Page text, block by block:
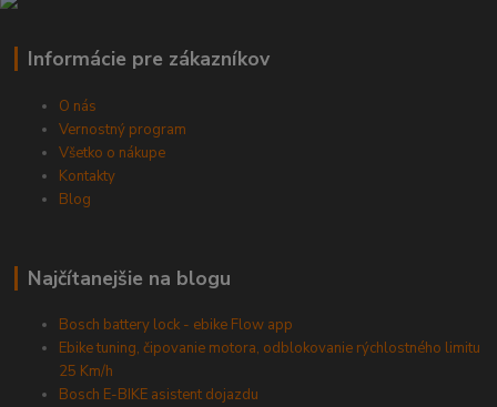
Informácie pre zákazníkov
O nás
Vernostný program
Všetko o nákupe
Kontakty
Blog
Najčítanejšie na blogu
Bosch battery lock - ebike Flow app
Ebike tuning, čipovanie motora, odblokovanie rýchlostného limitu
25 Km/h
Bosch E-BIKE asistent dojazdu